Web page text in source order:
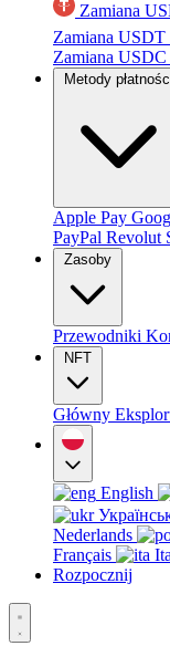
Zamiana
Zamiana USDT
Zamiana
Metody
Apple Pay
PayPal Revolut
Zasoby
Przewodniki
NFT
Główny
English
Nederlands
Français
Rozpocznij